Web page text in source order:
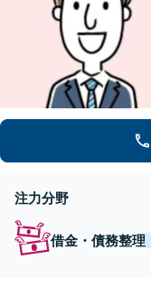
注力分野
借金・債務整理